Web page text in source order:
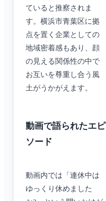
ていると推察されま
す。横浜市青葉区に拠
点を置く企業としての
地域密着感もあり、顔
の見える関係性の中で
お互いを尊重し合う風
土がうかがえます。
動画で語られたエピ
ソード
動画内では「連休中は
ゆっくり休めました